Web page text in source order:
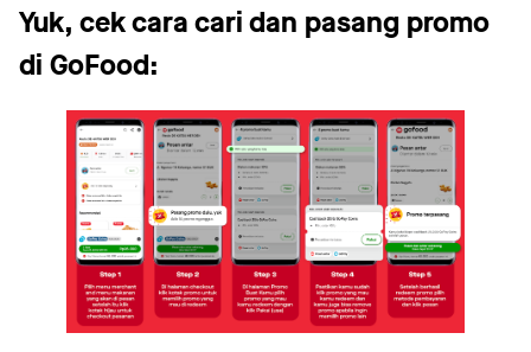
Yuk, cek cara cari dan pasang promo
di GoFood: